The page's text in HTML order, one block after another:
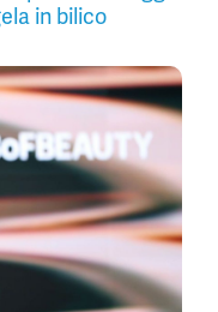
in bilico